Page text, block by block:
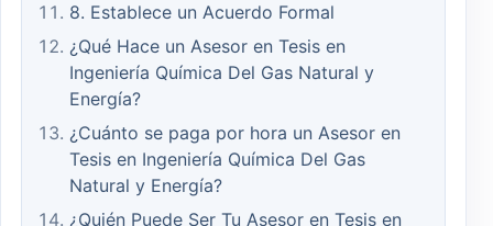
8. Establece un Acuerdo Formal
¿Qué Hace un Asesor en Tesis en
Ingeniería Química Del Gas Natural y
Energía?
¿Cuánto se paga por hora un Asesor en
Tesis en Ingeniería Química Del Gas
Natural y Energía?
¿Quién Puede Ser Tu Asesor en Tesis en